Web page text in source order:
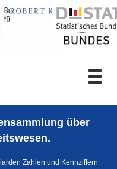
über
Zahlen und Kennziffern